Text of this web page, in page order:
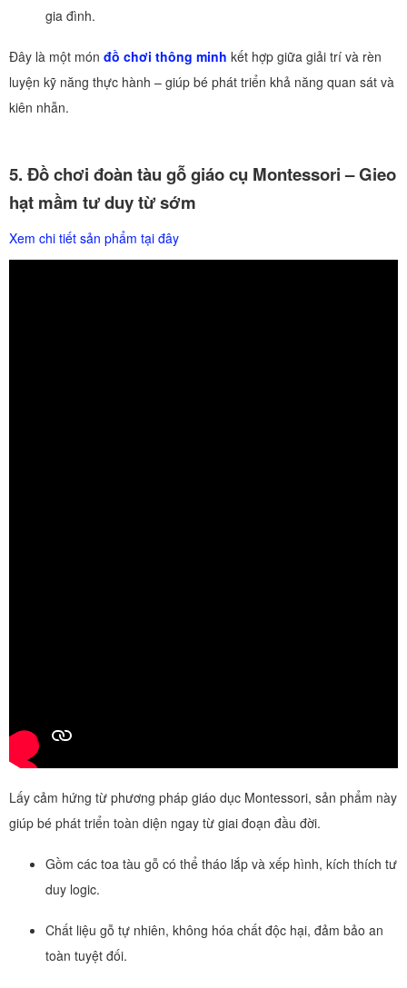
gia đình.
Đây là một món đồ chơi thông minh kết hợp giữa giải trí và rèn
luyện kỹ năng thực hành – giúp bé phát triển khả năng quan sát và
kiên nhẫn.
5. Đồ chơi đoàn tàu gỗ giáo cụ Montessori – Gieo
hạt mầm tư duy từ sớm
Xem chi tiết sản phẩm tại đây
Lấy cảm hứng từ phương pháp giáo dục Montessori, sản phẩm này
giúp bé phát triển toàn diện ngay từ giai đoạn đầu đời.
Gồm các toa tàu gỗ có thể tháo lắp và xếp hình, kích thích tư
duy logic.
Chất liệu gỗ tự nhiên, không hóa chất độc hại, đảm bảo an
toàn tuyệt đối.